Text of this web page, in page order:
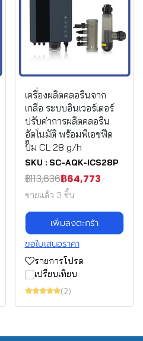
เครื่องผลิตคลอรีนจาก
เกลือ ระบบอินเวอร์เตอร์
ปรับค่าการผลิตคลอรีน
อัตโนมัติ พร้อมพีเอชฟีด
ปั๊ม CL 28 g/h
SKU : SC-AQK-ICS28P
฿113,636฿64,773
ขายแล้ว 3 ชิ้น
เพิ่มลงตะกร้า
ขอใบเสนอราคา
รายการโปรด
เปรียบเทียบ
(2)